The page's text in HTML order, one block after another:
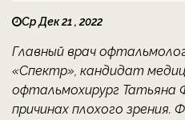
Ср Дек 21 , 2022
Главный врач
«Спектр», кандидат
офтальмохирург Татьяна
причинах плохого зрения.